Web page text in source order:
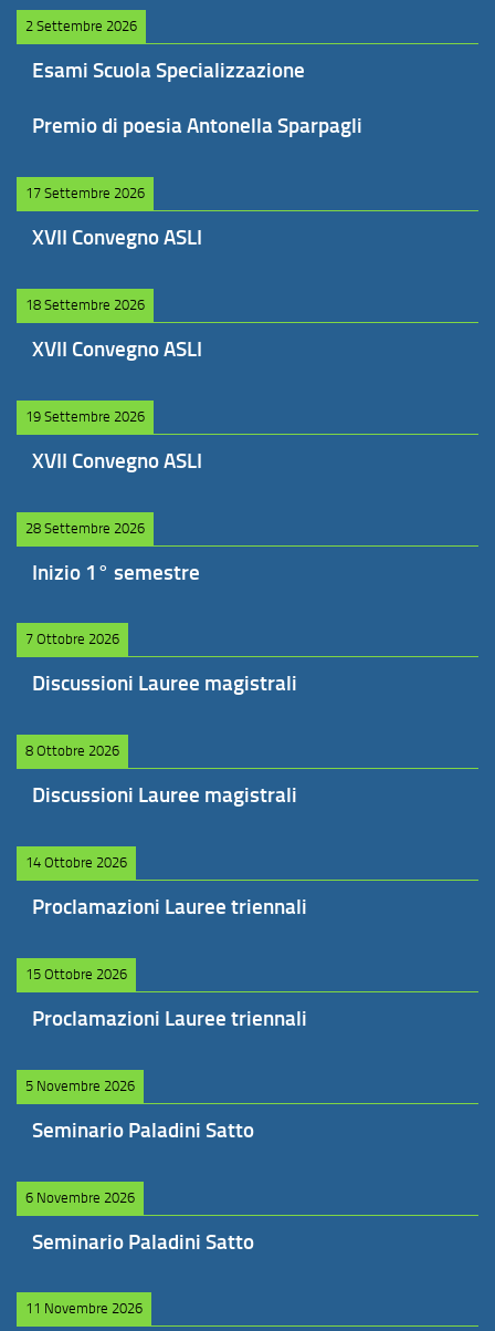
2 Settembre 2026
Esami Scuola Specializzazione
Premio di poesia Antonella Sparpagli
17 Settembre 2026
XVII Convegno ASLI
18 Settembre 2026
XVII Convegno ASLI
19 Settembre 2026
XVII Convegno ASLI
28 Settembre 2026
Inizio 1° semestre
7 Ottobre 2026
Discussioni Lauree magistrali
8 Ottobre 2026
Discussioni Lauree magistrali
14 Ottobre 2026
Proclamazioni Lauree triennali
15 Ottobre 2026
Proclamazioni Lauree triennali
5 Novembre 2026
Seminario Paladini Satto
6 Novembre 2026
Seminario Paladini Satto
11 Novembre 2026